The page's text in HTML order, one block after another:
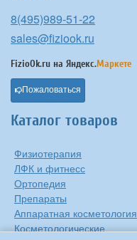
8(495)989-51-22
sales@fiziook.ru
FizioOk.ru на Яндекс.Маркете
Пожаловаться
Каталог товаров
Физиотерапия
ЛФК и фитнесс
Ортопедия
Препараты
Аппаратная косметология
Косметологические